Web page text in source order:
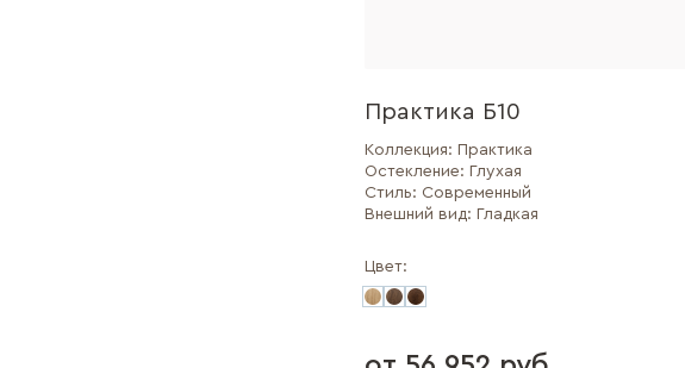
Практика Б10
Коллекция: Практика
Остекление: Глухая
Стиль: Современный
Внешний вид: Гладкая
Цвет: